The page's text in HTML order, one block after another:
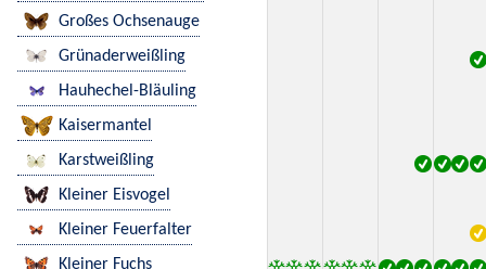
Großes Ochsenauge
Grünaderweißling
Hauhechel-Bläuling
Kaisermantel
Karstweißling
Kleiner Eisvogel
Kleiner Feuerfalter
Kleiner Fuchs